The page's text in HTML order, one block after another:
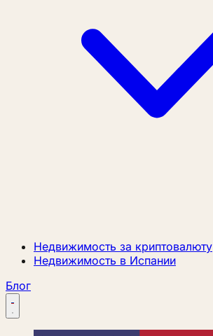
Недвижимость за криптовалюту
Недвижимость в Испании
Блог